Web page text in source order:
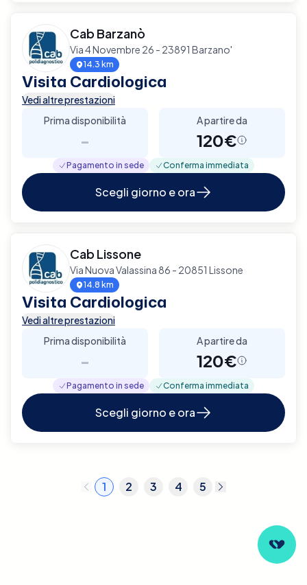
Cab Barzanò
Via 4 Novembre 26 - 23891 Barzano'
14.3 km
Visita Cardiologica
Vedi altre prestazioni
Prima disponibilità
-
A partire da
120€
Pagamento in sede Conferma immediata
Scegli giorno e ora
Cab Lissone
Via Nuova Valassina 86 - 20851 Lissone
14.8 km
Visita Cardiologica
Vedi altre prestazioni
Prima disponibilità
-
A partire da
120€
Pagamento in sede Conferma immediata
Scegli giorno e ora
1 2 3 4 5